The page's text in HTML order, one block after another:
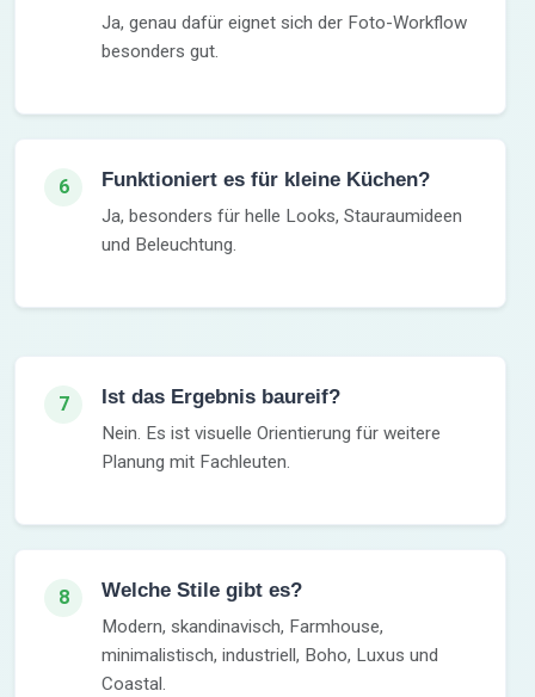
Ja, genau dafür eignet sich der Foto-Workflow
besonders gut.
6 Funktioniert es für kleine Küchen?
Ja, besonders für helle Looks, Stauraumideen
und Beleuchtung.
7 Ist das Ergebnis baureif?
Nein. Es ist visuelle Orientierung für weitere
Planung mit Fachleuten.
8 Welche Stile gibt es?
Modern, skandinavisch, Farmhouse,
minimalistisch, industriell, Boho, Luxus und
Coastal.